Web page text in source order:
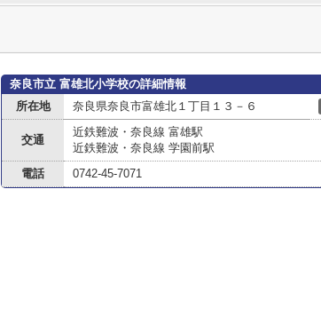
奈良市立 富雄北小学校の詳細情報
所在地
奈良県奈良市富雄北１丁目１３－６
交通
近鉄難波・奈良線 富雄駅
近鉄難波・奈良線 学園前駅
電話
0742-45-7071